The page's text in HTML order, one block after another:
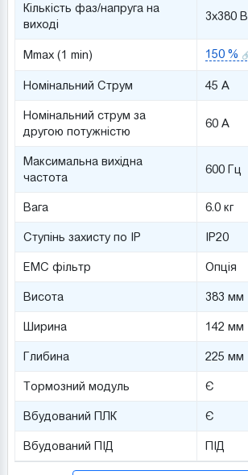
Кількість фаз/напруга на
виході
3x380 В
Mmax (1 min) 150 %
Номінальний Струм 45 A
Номінальний струм за
другою потужністю
60 A
Максимальна вихідна
частота
600 Гц
Вага 6.0 кг
Ступінь захисту по IP IP20
ЕМС фільтр Опція
Висота 383 мм
Ширина 142 мм
Глибина 225 мм
Тормозний модуль Є
Вбудований ПЛК Є
Вбудований ПІД ПІД